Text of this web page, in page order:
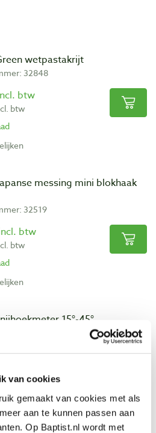
van cookies
gemaakt van cookies met als
aan te kunnen passen aan
Op Baptist.nl wordt met
wetpastakrijt
32848
btw
btw
messing mini blokhaak
32519
btw
btw
15°-45°
btw